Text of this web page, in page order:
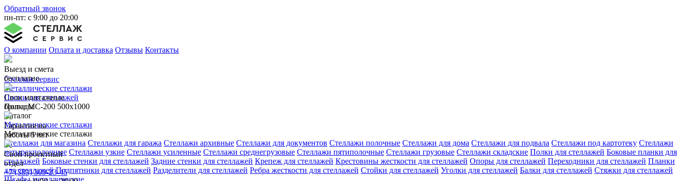
Обратный звонок
пн-пт: с 9:00 до 20:00
О компании Оплата и доставка Отзывы Контакты
Выезд и смета
бесплатно
Свои монтажные
бригады
Гарантия на
работы 5 лет
Свой проектный
отдел
+7 (383) 309-23-45
Стеллаж сервис
Металлические стеллажи
Полки для стеллажей
Полка МС-200 500x1000
Каталог
Металлические стеллажи
Металлические стеллажи
Стеллажи для магазина Стеллажи для гаража Стеллажи архивные Стеллажи для документов Стеллажи полочные Стеллажи для дома Стеллажи для подвала Стеллажи под картотеку Стеллажи
четырехполочные Стеллажи узкие Стеллажи усиленные Стеллажи среднегрузовые Стеллажи пятиполочные Стеллажи грузовые Стеллажи складские Полки для стеллажей Боковые планки для
стеллажей Боковые стенки для стеллажей Задние стенки для стеллажей Крепеж для стеллажей Крестовины жесткости для стеллажей Опоры для стеллажей Переходники для стеллажей Планки
для стеллажей Подпятники для стеллажей Разделители для стеллажей Ребра жесткости для стеллажей Стойки для стеллажей Уголки для стеллажей Балки для стеллажей Стяжки для стеллажей
Шкафы металлические